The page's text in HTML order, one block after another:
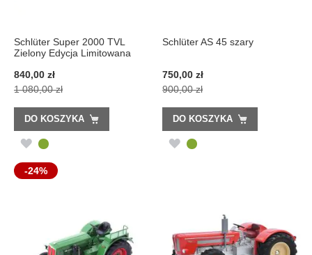
Schlüter Super 2000 TVL
Zielony Edycja Limitowana
Cena
840,00 zł
1 080,00 zł
DO KOSZYKA
DODAJ
DO
Schlüter AS 45 szary
Cena
750,00 zł
900,00 zł
DO KOSZYKA
DODAJ
-24%